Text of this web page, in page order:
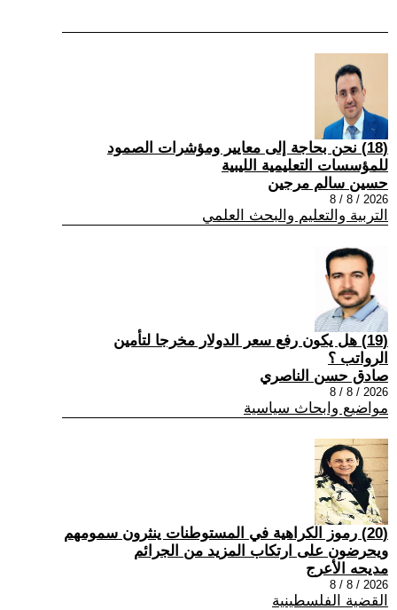
(18) نحن بحاجة إلى معايير ومؤشرات الصمود
للمؤسسات التعليمية الليبية
حسين سالم مرجين
2026 / 8 / 8
التربية والتعليم والبحث العلمي
(19) هل يكون رفع سعر الدولار مخرجا لتأمين
الرواتب ؟
صادق حسن الناصري
2026 / 8 / 8
مواضيع وابحاث سياسية
(20) رموز الكراهية في المستوطنات ينثرون سمومهم
ويحرضون على ارتكاب المزيد من الجرائم
مديحه الأعرج
2026 / 8 / 8
القضية الفلسطينية